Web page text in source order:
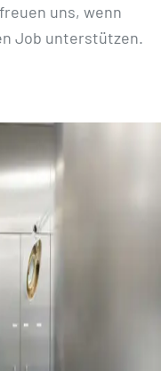
uns, wenn
Job unterstützen.